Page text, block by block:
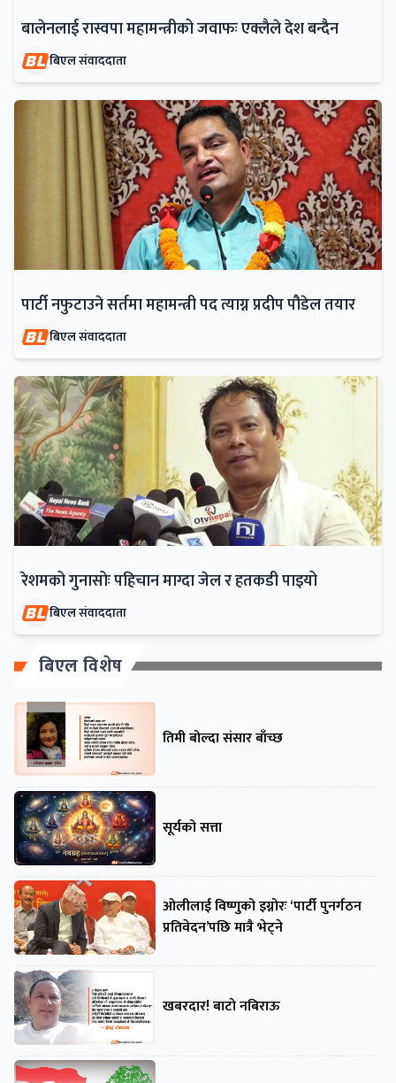
बालेनलाई रास्वपा महामन्त्रीको जवाफः एक्लैले देश बन्दैन
बिएल संवाददाता
पार्टी नफुटाउने सर्तमा महामन्त्री पद त्याग्न प्रदीप पौडेल तयार
बिएल संवाददाता
रेशमको गुनासोः पहिचान माग्दा जेल र हतकडी पाइयो
बिएल संवाददाता
बिएल विशेष
तिमी बोल्दा संसार बाँच्छ
सूर्यको सत्ता
ओलीलाई विष्णुको इग्नोरः ‘पार्टी पुनर्गठन
प्रतिवेदन’पछि मात्रै भेट्ने
खबरदार! बाटो नबिराऊ